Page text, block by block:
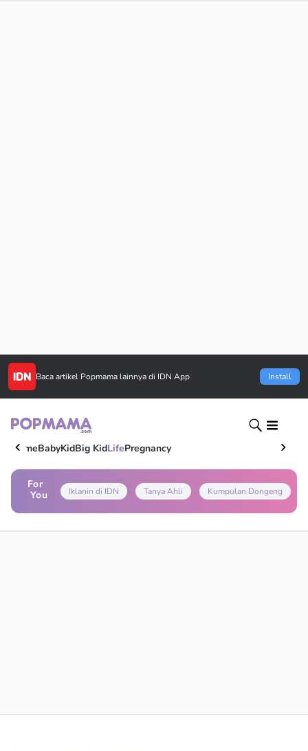
Baca artikel Popmama lainnya di IDN App Install
HomeBabyKidBig KidLifePregnancy
For
You
Iklanin di IDN Tanya Ahli Kumpulan Dongeng